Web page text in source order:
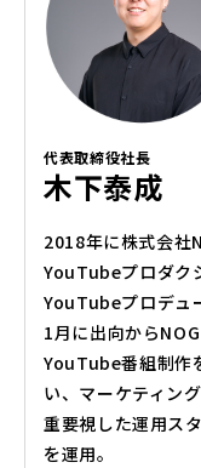
代表取締役社長
木下泰成
2018年に株式会社
YouTubeプロダク
YouTubeプロデュ
1月に出向から
YouTube番組制作
い、マーケティン
重要視した運用ス
を運用。